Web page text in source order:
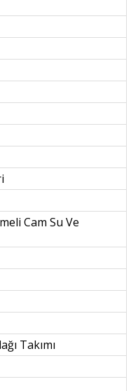
Cam Su Ve
Takımı